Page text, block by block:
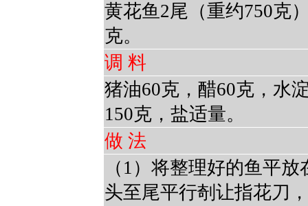
黄花鱼2尾（重约750克
克。
调 料
猪油60克，醋60克，水
150克，盐适量。
做 法
（1）将整理好的鱼平
头至尾平行剞让指花刀